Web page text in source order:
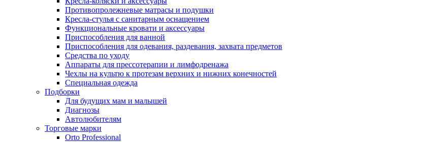
Противопролежневые матрасы и подушки
Кресла-стулья с санитарным оснащением
Функциональные кровати и аксессуары
Приспособления для ванной
Приспособления для одевания, раздевания, захвата предметов
Средства по уходу
Аппараты для прессотерапии и лимфодренажа
Чехлы на культю к протезам верхних и нижних конечностей
Специальная одежда
Подборки
Для будущих мам и малышей
Диагнозы
Автолюбителям
Торговые марки
Orto Professional